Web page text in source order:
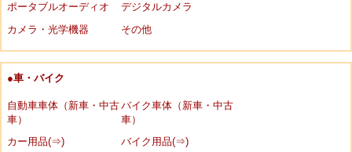
ポータブルオーディオ
デジタルカメラ
カメラ・光学機器
その他
●車・バイク
自動車車体（新車・中古
車）
バイク車体（新車・中古
車）
カー用品(⇒)
バイク用品(⇒)